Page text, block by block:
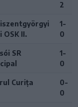
2
OSK II.
1-
0
SR
1-
0
Curița
0-
0